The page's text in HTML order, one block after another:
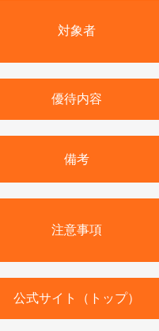
対象者
優待内容
備考
注意事項
公式サイト（トップ）